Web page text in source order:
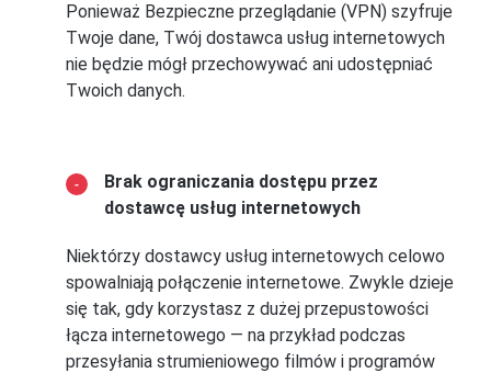
Ponieważ Bezpieczne przeglądanie (VPN) szyfruje
Twoje dane, Twój dostawca usług internetowych
nie będzie mógł przechowywać ani udostępniać
Twoich danych.
Brak ograniczania dostępu przez
dostawcę usług internetowych
Niektórzy dostawcy usług internetowych celowo
spowalniają połączenie internetowe. Zwykle dzieje
się tak, gdy korzystasz z dużej przepustowości
łącza internetowego — na przykład podczas
przesyłania strumieniowego filmów i programów